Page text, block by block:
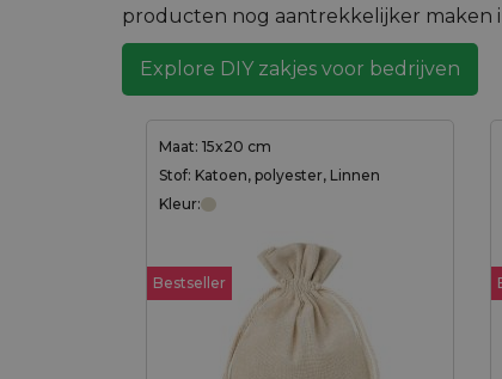
producten nog aantrekkelijker maken
Explore DIY zakjes voor bedrijven
Maat: 15x20 cm
Stof: Katoen, polyester, Linnen
Kleur:
Bestseller